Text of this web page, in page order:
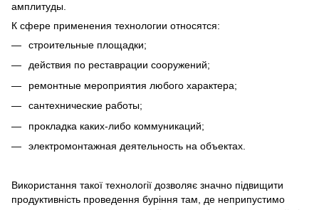
амплитуды.
К сфере применения технологии относятся:
строительные площадки;
действия по реставрации сооружений;
ремонтные мероприятия любого характера;
сантехнические работы;
прокладка каких-либо коммуникаций;
электромонтажная деятельность на объектах.
Використання такої технології дозволяє значно підвищити
продуктивність проведення буріння там, де неприпустимо